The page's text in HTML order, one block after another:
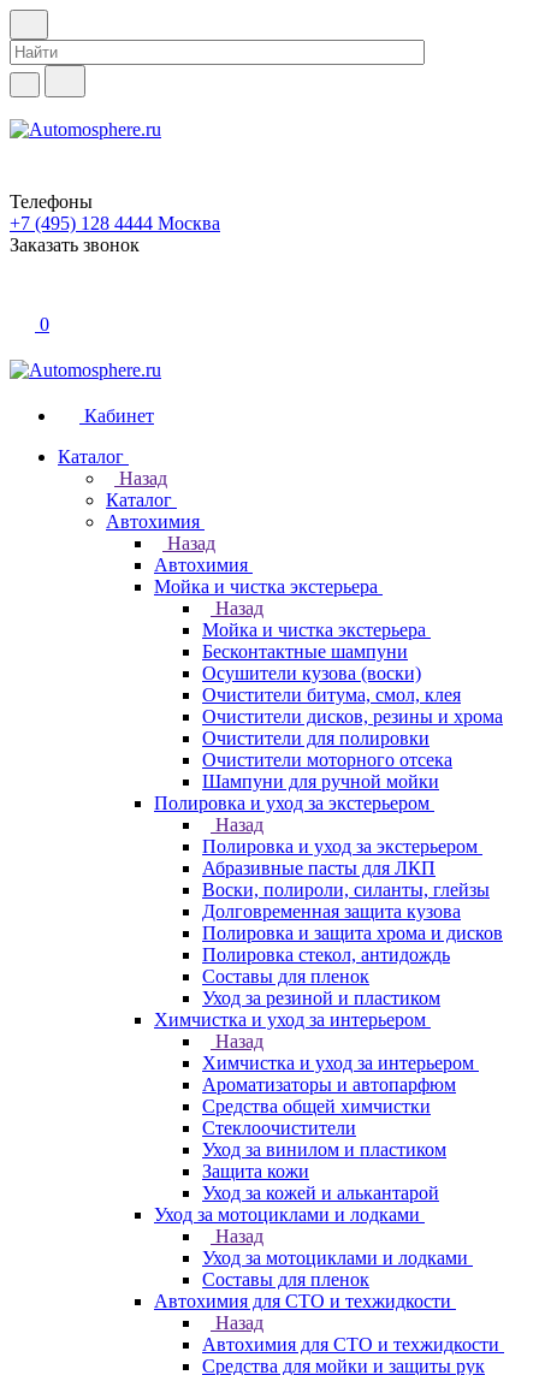
Телефоны
+7 (495) 128 4444 Москва
Заказать звонок
0
Кабинет
Каталог
Назад
Каталог
Автохимия
Назад
Автохимия
Мойка и чистка экстерьера
Назад
Мойка и чистка экстерьера
Бесконтактные шампуни
Осушители кузова (воски)
Очистители битума, смол, клея
Очистители дисков, резины и хрома
Очистители для полировки
Очистители моторного отсека
Шампуни для ручной мойки
Полировка и уход за экстерьером
Назад
Полировка и уход за экстерьером
Абразивные пасты для ЛКП
Воски, полироли, силанты, глейзы
Долговременная защита кузова
Полировка и защита хрома и дисков
Полировка стекол, антидождь
Составы для пленок
Уход за резиной и пластиком
Химчистка и уход за интерьером
Назад
Химчистка и уход за интерьером
Ароматизаторы и автопарфюм
Средства общей химчистки
Стеклоочистители
Уход за винилом и пластиком
Защита кожи
Уход за кожей и алькантарой
Уход за мотоциклами и лодками
Назад
Уход за мотоциклами и лодками
Составы для пленок
Автохимия для СТО и техжидкости
Назад
Автохимия для СТО и техжидкости
Средства для мойки и защиты рук